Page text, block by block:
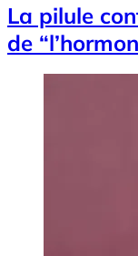
La pilule
de